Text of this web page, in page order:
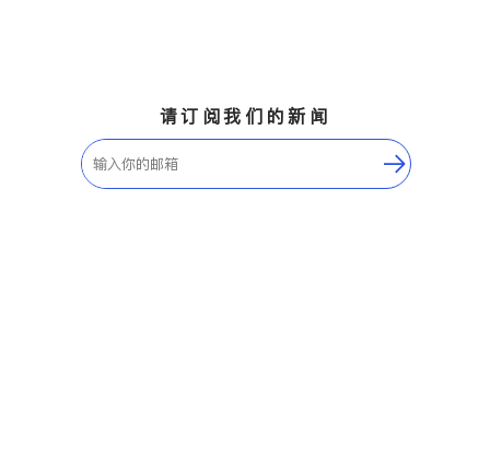
请订阅我们的新闻